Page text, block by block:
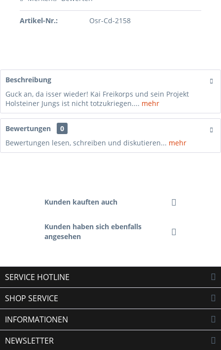
Artikel-Nr.: Osr-Cd-2158
Beschreibung
Guck an, da isser wieder! Kai Freikorps und sein Projekt
Holsteiner Jungs ist nicht totzukriegen.... mehr
Bewertungen
0
Bewertungen lesen, schreiben und diskutieren... mehr
Kunden kauften auch
Kunden haben sich ebenfalls
angesehen
SERVICE HOTLINE
SHOP SERVICE
INFORMATIONEN
NEWSLETTER